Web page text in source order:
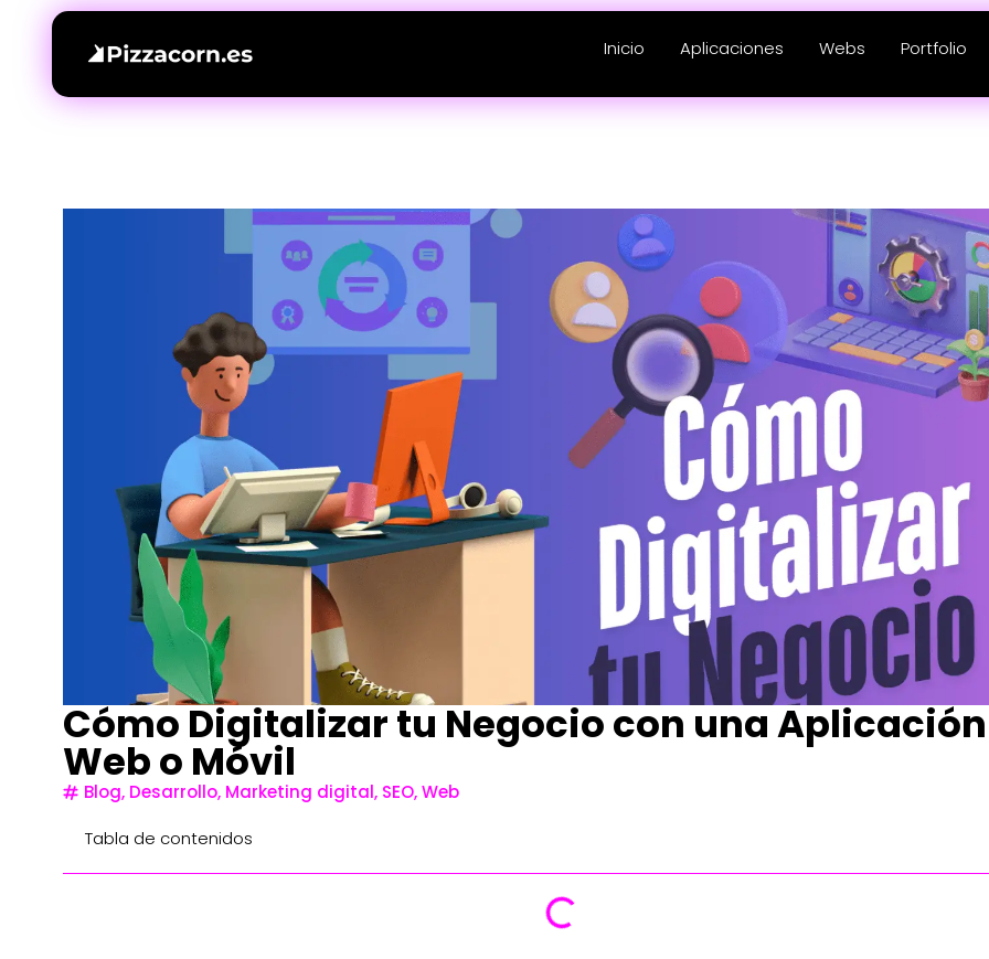
Inicio Aplicaciones Webs Portfolio
Cómo Digitalizar tu Negocio con una Aplicación
Web o Móvil
Blog, Desarrollo, Marketing digital, SEO,Web
Tabla de contenidos